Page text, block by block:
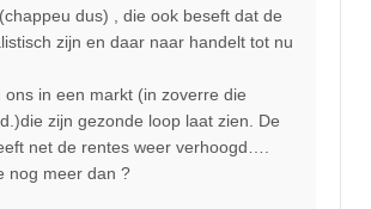
dus) , die ook beseft dat de
zijn en daar naar handelt tot nu
ons in een markt (in zoverre die
zijn gezonde loop laat zien. De
net de rentes weer verhoogd….
nog meer dan ?